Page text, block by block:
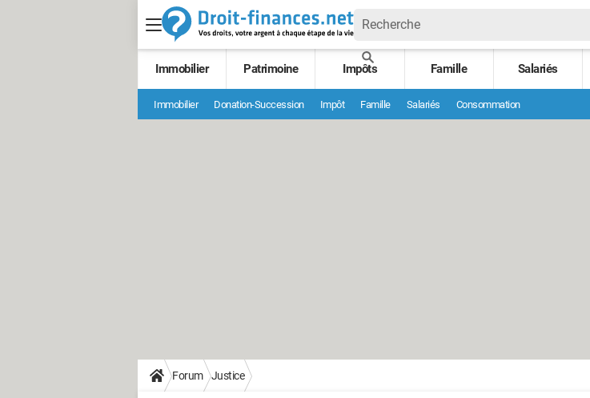
Immobilier Patrimoine Impôts Famille Salariés
Immobilier Donation-Succession Impôt Famille Salariés Consommation
Forum Justice